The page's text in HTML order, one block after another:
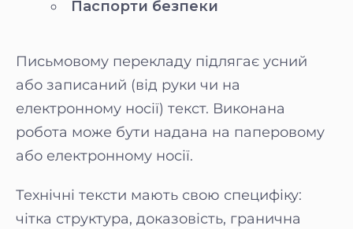
Паспорти безпеки
Письмовому перекладу підлягає усний
або записаний (від руки чи на
електронному носії) текст. Виконана
робота може бути надана на паперовому
або електронному носії.
Технічні тексти мають свою специфіку:
чітка структура, доказовість, гранична